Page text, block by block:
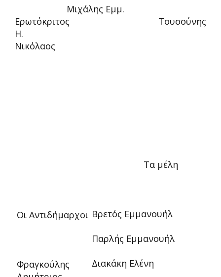
Μιχάλης Εμμ.
Ερωτόκριτος Τουσούνης
Η.
Οι Αντιδήμαρχοι
Φραγκούλης
Τα μέλη
Βρετός Εμμανουήλ
Παρλής Εμμανουήλ
Διακάκη Ελένη